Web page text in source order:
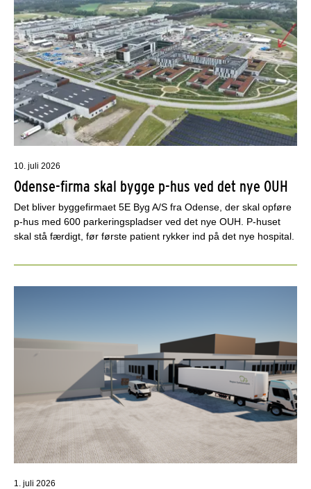
10. juli 2026
Odense-firma skal bygge p-hus ved det nye OUH
Det bliver byggefirmaet 5E Byg A/S fra Odense, der skal opføre
p-hus med 600 parkeringspladser ved det nye OUH. P-huset
skal stå færdigt, før første patient rykker ind på det nye hospital.
1. juli 2026